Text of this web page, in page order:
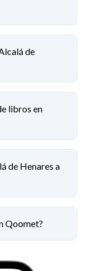
de
libros en
de Henares a
Qoomet?